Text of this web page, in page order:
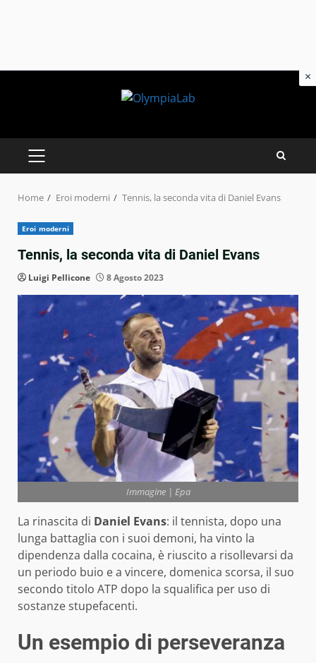
PRIMARY
MENU
Home Eroi moderni Tennis, la seconda vita di Daniel Evans
Eroi moderni
Tennis, la seconda vita di Daniel Evans
Luigi Pellicone 8 Agosto 2023
Immagine | Epa
La rinascita di Daniel Evans: il tennista, dopo una
lunga battaglia con i suoi demoni, ha vinto la
dipendenza dalla cocaina, è riuscito a risollevarsi da
un periodo buio e a vincere, domenica scorsa, il suo
secondo titolo ATP dopo la squalifica per uso di
sostanze stupefacenti.
Un esempio di perseveranza
×